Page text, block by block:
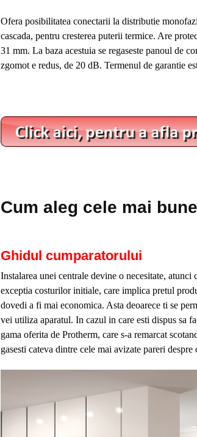
Ofera posibilitatea conectarii la distributie
cascada, pentru cresterea puterii termice. Are
31 mm. La baza acestuia se regaseste panoul de
zgomot e redus, de 20 dB. Termenul de garantie
Cum aleg cele mai
Ghidul cumparatorului
Instalarea unei centrale devine o necesitate,
exceptia costurilor initiale, care implica pretul
dovedi a fi mai economica. Asta deoarece ti se
vei utiliza aparatul. In cazul in care esti dispus sa
gama oferita de Protherm, care s-a remarcat
gasesti cateva dintre cele mai avizate pareri